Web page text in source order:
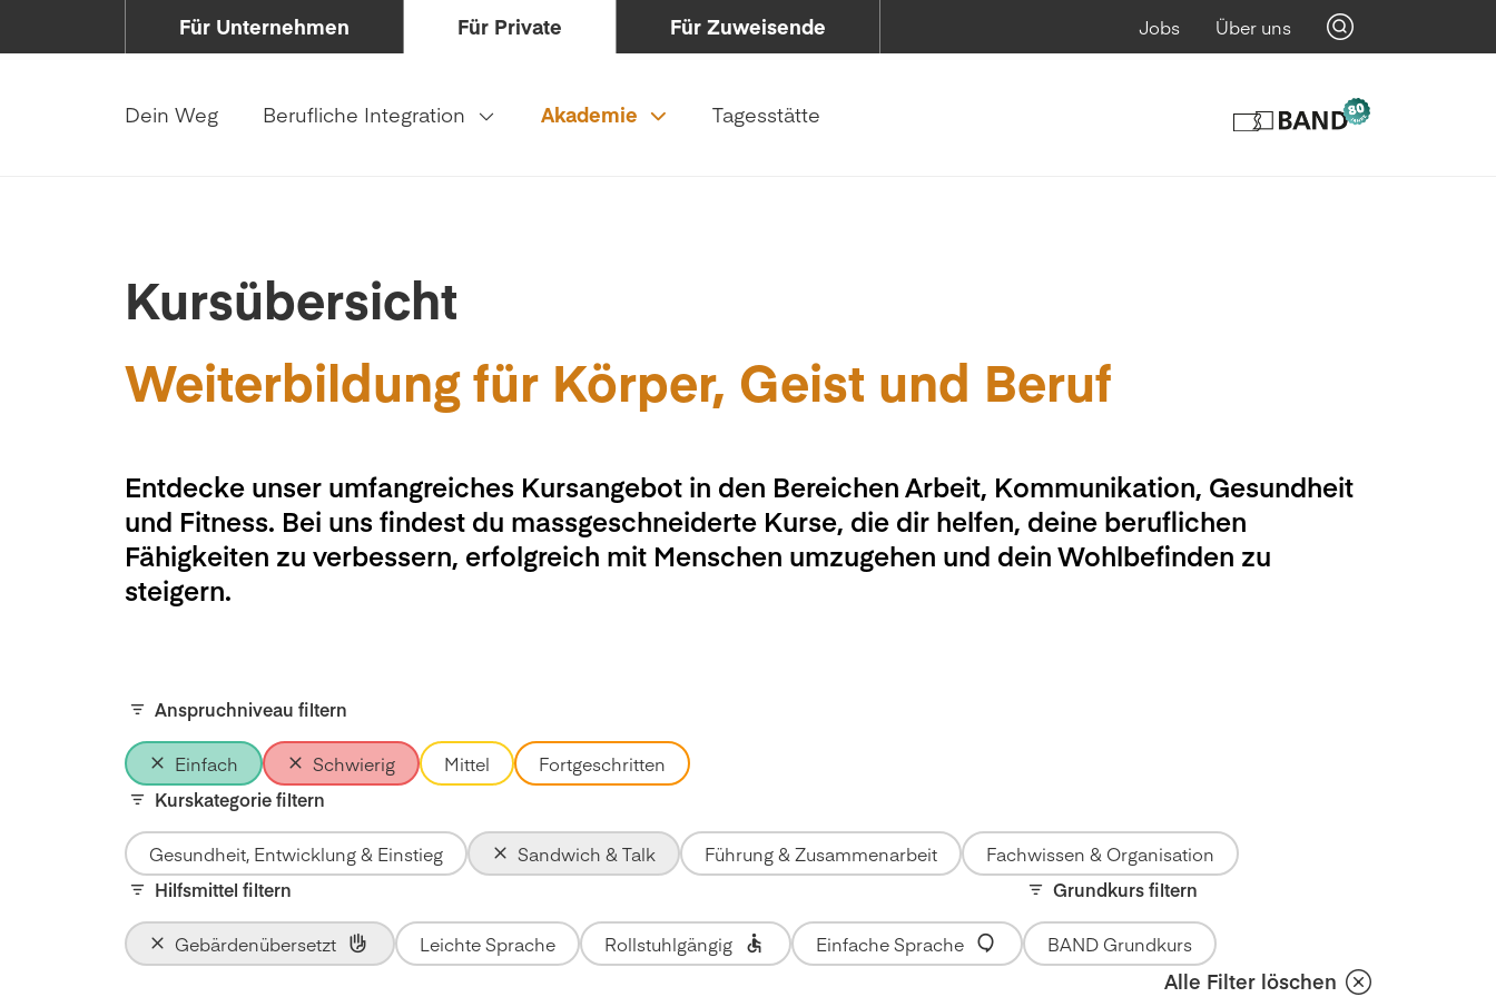
Für Unternehmen Für Private Für Zuweisende Jobs Über uns
Dein Weg Berufliche Integration Akademie Tagesstätte
Kursübersicht
Weiterbildung für Körper, Geist und Beruf
Entdecke unser umfangreiches Kursangebot in den Bereichen Arbeit, Kommunikation, Gesundheit
und Fitness. Bei uns findest du massgeschneiderte Kurse, die dir helfen, deine beruflichen
Fähigkeiten zu verbessern, erfolgreich mit Menschen umzugehen und dein Wohlbefinden zu
steigern.
Anspruchniveau filtern
Einfach Schwierig Mittel
Fortgeschritten
Kurskategorie filtern
Gesundheit, Entwicklung & Einstieg Sandwich & Talk Führung & Zusammenarbeit
Fachwissen & Organisation
Hilfsmittel filtern
Gebärdenübersetzt Leichte Sprache Rollstuhlgängig Einfache Sprache
Grundkurs filtern
BAND Grundkurs
Alle Filter löschen